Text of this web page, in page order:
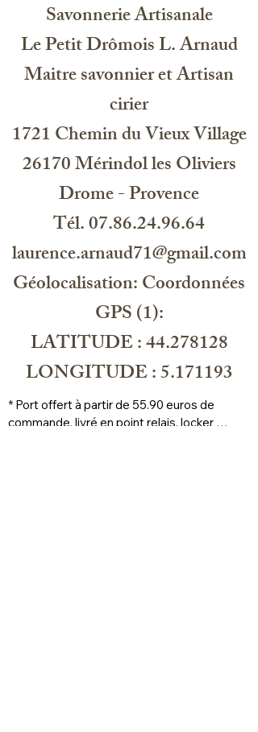
améliorer la combustion et le rendu
olfactif.
Cette cire est non testée sur les
environnementaux.
ingrédient génétiquement modifié, ni
palme, ni produits de paraffine.
Elle est biodégradable et végan.
Cette cire de qualité offre un
froid ainsi qu'une finition de surface
OGM obtenue à partir de la pulpe de
l’olive après extraction de l’huile.
Elle brûle lentement, sans fumée ni
émission de substances nocives,
diffusion intense des parfums.
Savonnerie Artisanale
Le Petit Drômois L. Arnaud
Maitre savonnier et Artisan
cirier
1721 Chemin du Vieux Village
26170 Mérindol les Oliviers
Drome - Provence
Tél. 07.86.24.96.64
laurence.arnaud71@gmail.com
Géolocalisation: Coordonnées
GPS (1):
LATITUDE : 44.278128
LONGITUDE : 5.171193
* Port offert à partir de 55.90 euros de
commande, livré en point relais, locker